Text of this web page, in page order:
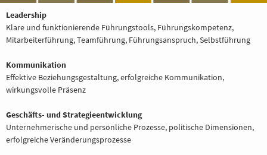
Leadership
Klare und funktionierende Führungstools, Führungskompetenz,
Mitarbeiterführung, Teamführung, Führungsanspruch, Selbstführung
Kommunikation
Effektive Beziehungsgestaltung, erfolgreiche Kommunikation,
wirkungsvolle Präsenz
Geschäfts- und Strategieentwicklung
Unternehmerische und persönliche Prozesse, politische Dimensionen,
erfolgreiche Veränderungsprozesse